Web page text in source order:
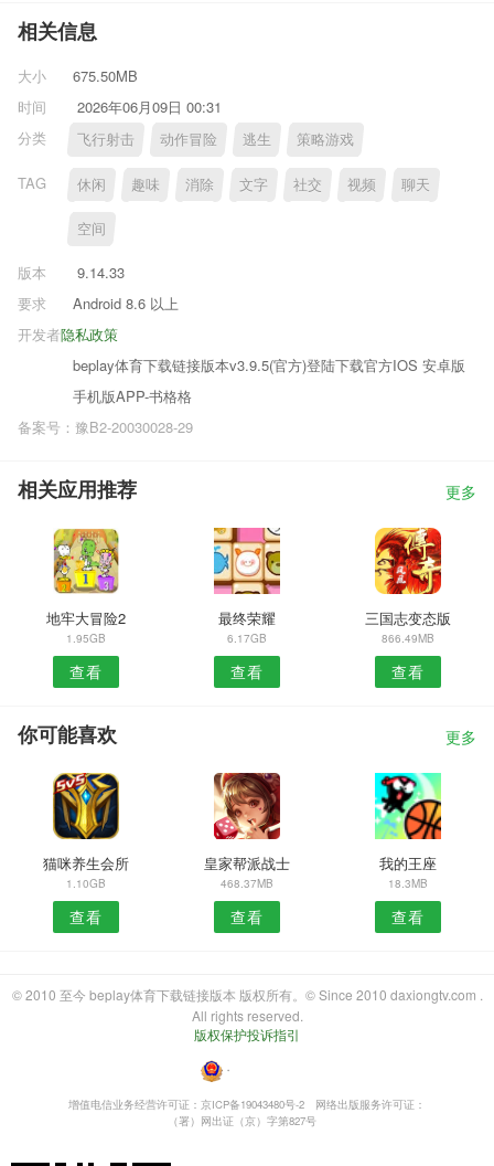
相关信息
大小
675.50MB
时间
2026年06月09日 00:31
分类
飞行射击 动作冒险 逃生 策略游戏
TAG 休闲 趣味 消除 文字 社交 视频 聊天
空间
版本
9.14.33
要求
Android 8.6 以上
隐私政策
开发者
beplay体育下载链接版本v3.9.5(官方)登陆下载官方IOS 安卓版
手机版APP-书格格
备案号：豫B2-20030028-29
相关应用推荐 更多
地牢大冒险2
1.95GB
查看
最终荣耀
6.17GB
查看
三国志变态版
866.49MB
查看
你可能喜欢 更多
猫咪养生会所
1.10GB
查看
皇家帮派战士
468.37MB
查看
我的王座
18.3MB
查看
© 2010 至今 beplay体育下载链接版本 版权所有。© Since 2010 daxiongtv.com .
All rights reserved.
版权保护投诉指引
・
增值电信业务经营许可证：京ICP备19043480号-2
网络出版服务许可证：
（署）网出证（京）字第827号